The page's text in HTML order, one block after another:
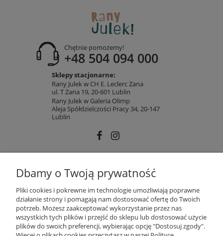
Chętnie pomożemy!
+48 504 094 000
Sklepy stacjonarne:
Rany Julek w CH E. Leclerc Zana
ul. T Zana 19, 20-601 Lublin
Rany Julek w Galeria Olimp
Aleja Spółdzielczości Pracy 34, 20-147
Lublin
INFORMACJE
MOJE KONTO
Dbamy o Twoją prywatność
Pliki cookies i pokrewne im technologie umożliwiają poprawne
działanie strony i pomagają nam dostosować ofertę do Twoich
potrzeb. Możesz zaakceptować wykorzystanie przez nas
wszystkich tych plików i przejść do sklepu lub dostosować użycie
plików do swoich preferencji, wybierając opcję "Dostosuj zgody".